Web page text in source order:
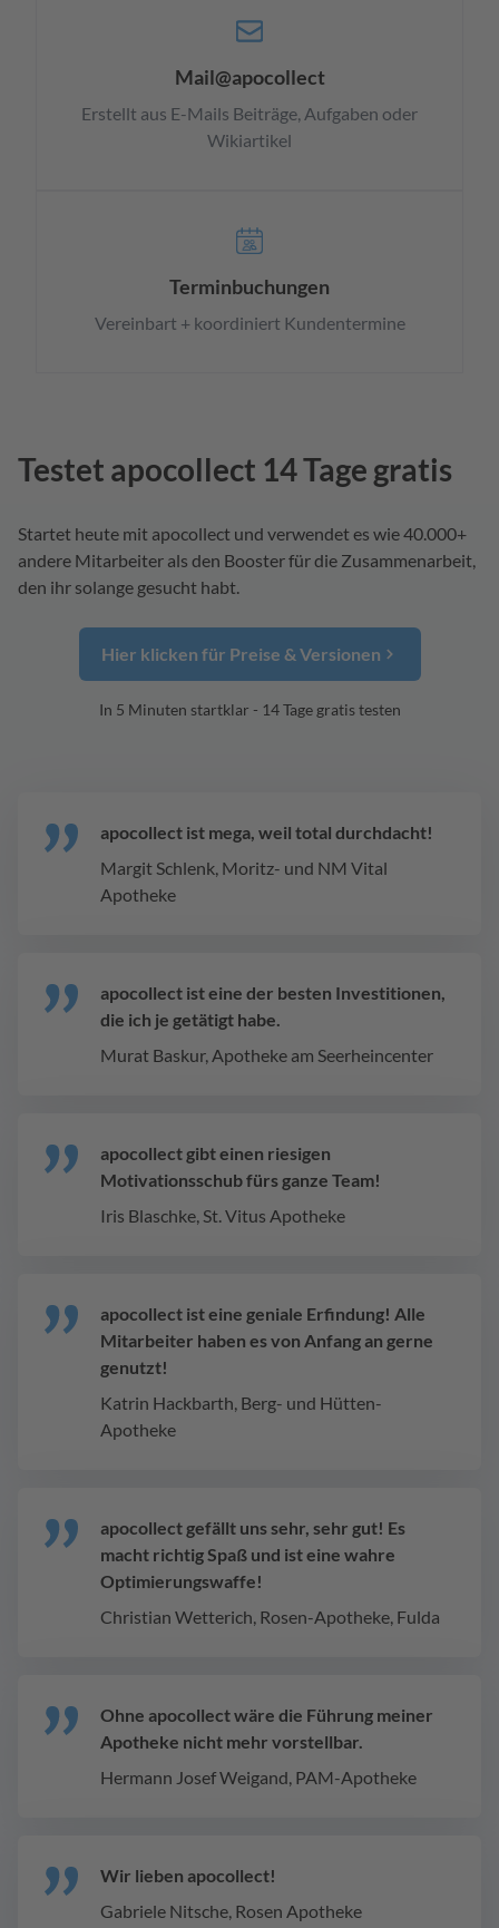
Mail@apocollect
Erstellt aus E-Mails Beiträge, Aufgaben oder
Wikiartikel
Terminbuchungen
Vereinbart + koordiniert Kundentermine
Testet apocollect 14 Tage gratis
Startet heute mit apocollect und verwendet es wie 40.000+
andere Mitarbeiter als den Booster für die Zusammenarbeit,
den ihr solange gesucht habt.
Hier klicken für Preise & Versionen
In 5 Minuten startklar - 14 Tage gratis testen
apocollect ist mega, weil total durchdacht!
Margit Schlenk, Moritz- und NM Vital
Apotheke
apocollect ist eine der besten Investitionen,
die ich je getätigt habe.
Murat Baskur, Apotheke am Seerheincenter
apocollect gibt einen riesigen
Motivationsschub fürs ganze Team!
Iris Blaschke, St. Vitus Apotheke
apocollect ist eine geniale Erfindung! Alle
Mitarbeiter haben es von Anfang an gerne
genutzt!
Katrin Hackbarth, Berg- und Hütten-
Apotheke
apocollect gefällt uns sehr, sehr gut! Es
macht richtig Spaß und ist eine wahre
Optimierungswaffe!
Christian Wetterich, Rosen-Apotheke, Fulda
Ohne apocollect wäre die Führung meiner
Apotheke nicht mehr vorstellbar.
Hermann Josef Weigand, PAM-Apotheke
Wir lieben apocollect!
Gabriele Nitsche, Rosen Apotheke